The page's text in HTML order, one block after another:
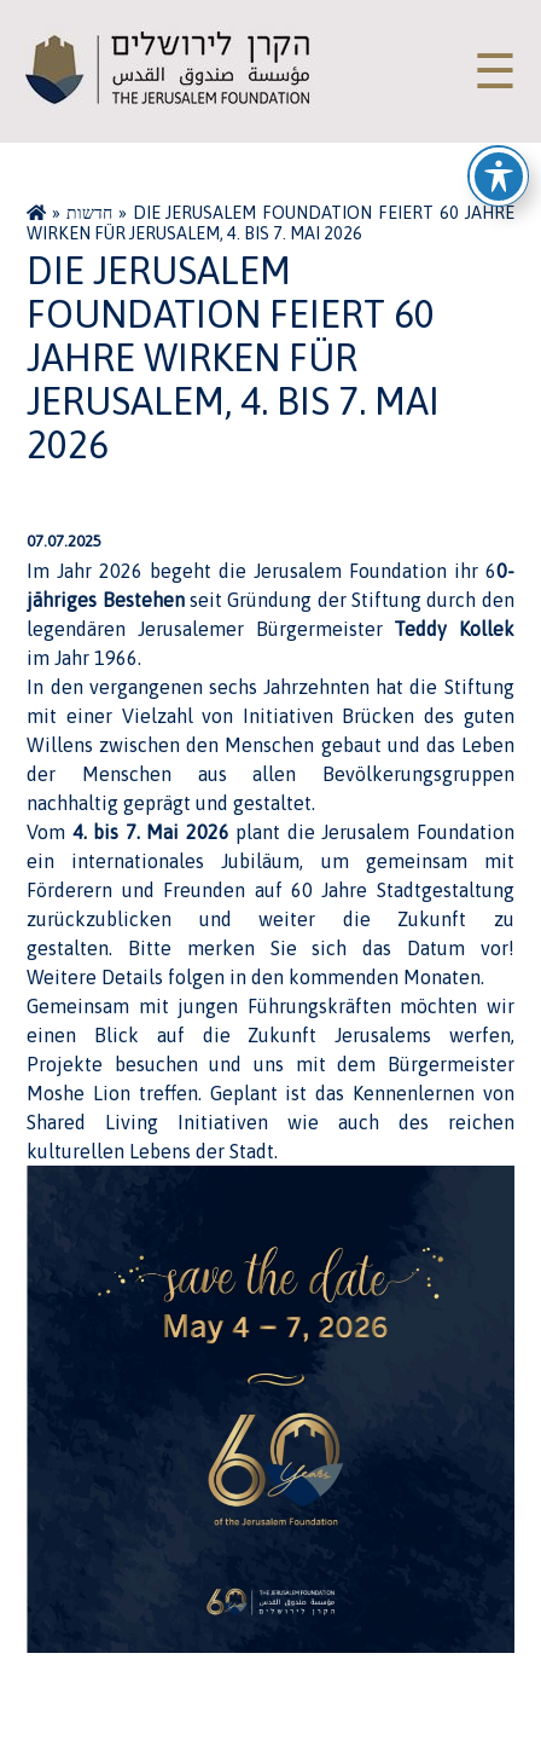
☰
»חדשות » DIE JERUSALEM FOUNDATION FEIERT 60 JAHRE
WIRKEN FÜR JERUSALEM, 4. BIS 7. MAI 2026
DIE JERUSALEM
FOUNDATION FEIERT 60
JAHRE WIRKEN FÜR
JERUSALEM, 4. BIS 7. MAI
2026
07.07.2025
Im Jahr 2026 begeht die Jerusalem Foundation ihr 60-
jähriges Bestehenseit Gründung der Stiftung durch den
legendären Jerusalemer Bürgermeister Teddy Kollek
im Jahr 1966.
In den vergangenen sechs Jahrzehnten hat die Stiftung
mit einer Vielzahl von Initiativen Brücken des guten
Willens zwischen den Menschen gebaut und das Leben
der Menschen aus allen Bevölkerungsgruppen
nachhaltig geprägt und gestaltet.
Vom 4. bis 7. Mai 2026 plant die Jerusalem Foundation
ein internationales Jubiläum, um gemeinsam mit
Förderern und Freunden auf 60 Jahre Stadtgestaltung
zurückzublicken und weiter die Zukunft zu
gestalten. Bitte merken Sie sich das Datum vor!
Weitere Details folgen in den kommenden Monaten.
Gemeinsam mit jungen Führungskräften möchten wir
einen Blick auf die Zukunft Jerusalems werfen,
Projekte besuchen und uns mit dem Bürgermeister
Moshe Lion treffen. Geplant ist das Kennenlernen von
Shared Living Initiativen wie auch des reichen
kulturellen Lebens der Stadt.